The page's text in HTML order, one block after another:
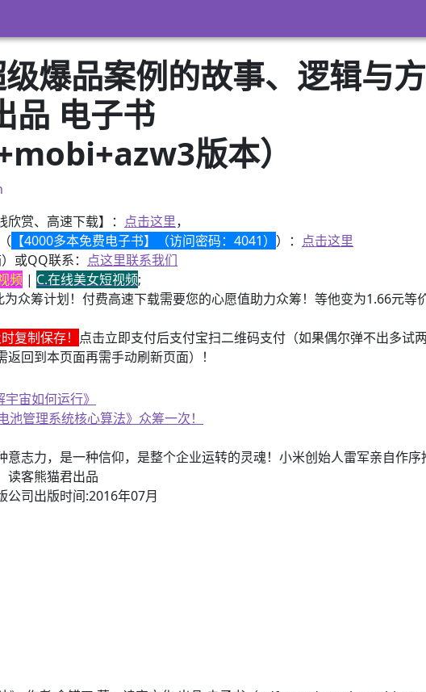
级爆品案例的故事、逻辑与
品 电子书
版本）
赏、高速下载】： 点击这里，
（ 【4000多本免费电子书】（访问密码：4041） ）： 点击这里
或QQ联系： 点这里联系我们
频 | C.在线美女短视频;
为众筹计划！付费高速下载需要您的心愿值助力众筹！等他变为1.66元等
复制保存！ 点击立即支付后支付宝扫二维码支付（如果偶尔弹不出多试
回到本页面再需手动刷新页面）！
宙如何运行》
管理系统核心算法》众筹一次！
志力，是一种信仰，是整个企业运转的灵魂！小米创始人雷军亲自作序
读客熊猫君出品
公司出版时间:2016年07月